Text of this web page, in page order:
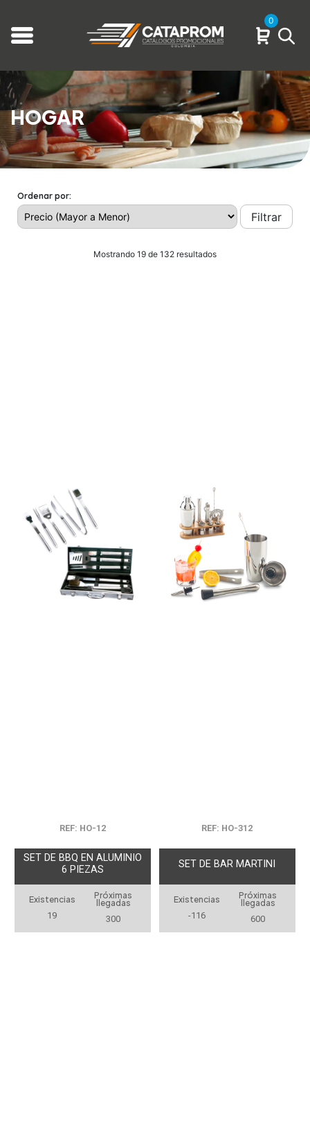
0
HOGAR
Ordenar por:
Filtrar
Mostrando 19 de 132 resultados
REF: HO-12
SET DE BBQ EN ALUMINIO
6 PIEZAS
Existencias
19
Próximas
llegadas
300
REF: HO-312
SET DE BAR MARTINI
Existencias
-116
Próximas
llegadas
600